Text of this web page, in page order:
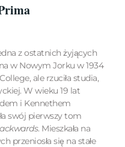
z ostatnich żyjących
w Nowym Jorku w 1934
ale rzuciła studia,
W wieku 19 lat
i Kennethem
swój pierwszy tom
. Mieszkała na
przeniosła się na stałe